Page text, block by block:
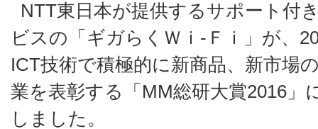
NTT東日本が提供するサポート付
ビスの「ギガらくＷｉ-Ｆｉ」が、
ICT技術で積極的に新商品、新市場
業を表彰する「MM総研大賞2016」
しました。